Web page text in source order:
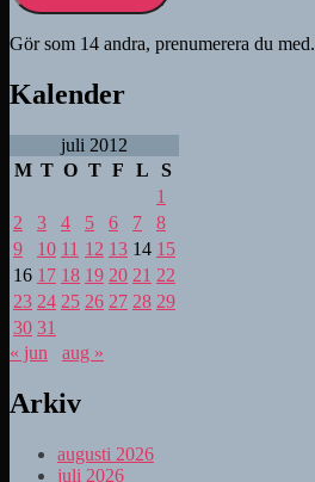
Gör som 14 andra, prenumerera du med.
Kalender
juli 2012
M T O T F L
S
1
2
3 4 5 6 7
8
9
10 11 12 13 14 15
16 17 18 19 20 21 22
23 24 25 26 27 28 29
30 31
« jun
aug »
Arkiv
augusti 2026
juli 2026